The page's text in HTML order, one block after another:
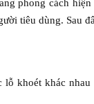
phong cách hiện
tiêu dùng. Sau
khoét khác nhau